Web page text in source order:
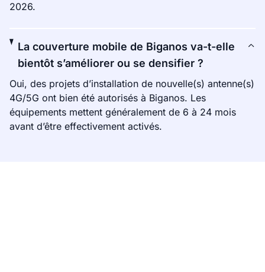
2026.
La couverture mobile de Biganos va-t-elle
bientôt s’améliorer ou se densifier ?
Oui, des projets d’installation de nouvelle(s) antenne(s)
4G/5G ont bien été autorisés à Biganos. Les
équipements mettent généralement de 6 à 24 mois
avant d’être effectivement activés.